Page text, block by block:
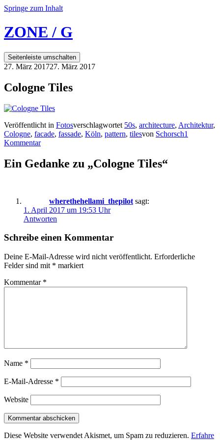
Springe zum Inhalt
ZONE / G
Seitenleiste umschalten
27. März 201727. März 2017
Cologne Tiles
Veröffentlicht in Fotosverschlagwortet 50s, architecture, Architektur,
Cologne, facade, fassade, Köln, pattern, tilesvon Schorsch1
Kommentar
Ein Gedanke zu „Cologne Tiles“
wherethehellami_thepilot sagt:
1. April 2017 um 19:53 Uhr
Antworten
Schreibe einen Kommentar
Deine E-Mail-Adresse wird nicht veröffentlicht. Erforderliche
Felder sind mit * markiert
Kommentar *
Name *
E-Mail-Adresse *
Website
Diese Website verwendet Akismet, um Spam zu reduzieren. Erfahre